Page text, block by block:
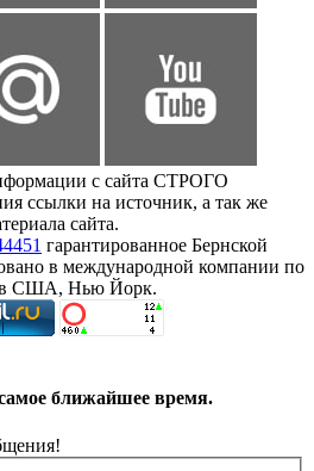
с сайта СТРОГО
ссылки на источник, а так же
сайта.
гарантированное Бернской
в международной компании по
в США, Нью Йорк.
ближайшее время.